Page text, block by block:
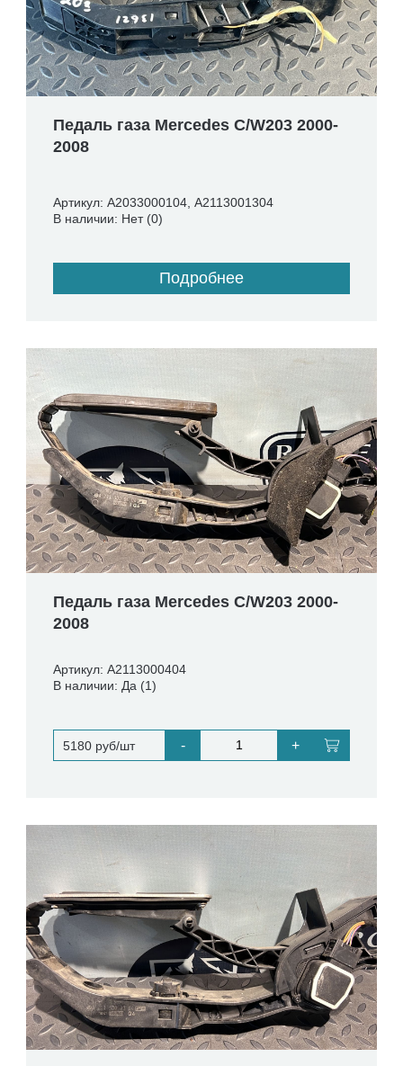
Педаль газа Mercedes C/W203 2000-
2008
Артикул: A2033000104, A2113001304
В наличии: Нет (0)
Подробнее
Педаль газа Mercedes C/W203 2000-
2008
Артикул: A2113000404
В наличии: Да (1)
5180 руб/шт - +